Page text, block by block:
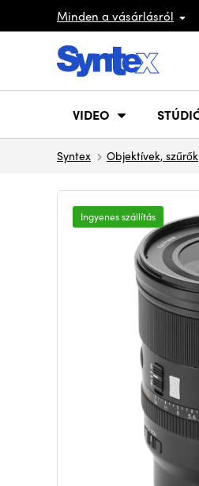
Minden a vásárlásról
VIDEO
Syntex Objektívek, szűrők
Ingyenes szállítás